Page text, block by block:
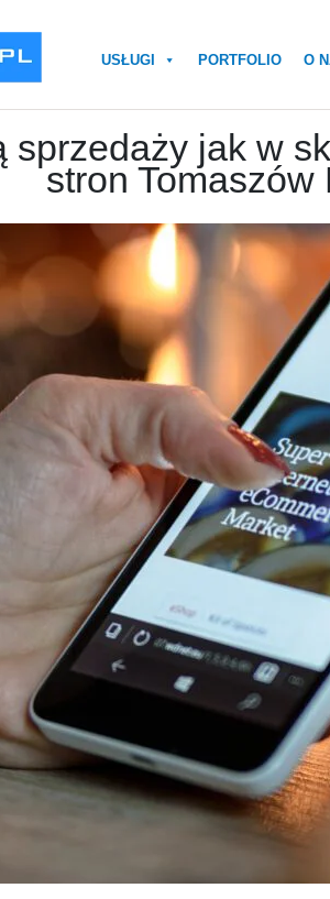
USŁUGI PORTFOLIO O
sprzedaży jak w
stron Tomaszów